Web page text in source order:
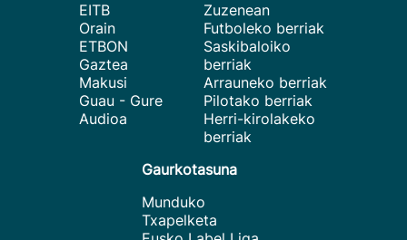
EITB
Orain
ETBON
Gaztea
Makusi
Guau - Gure
Audioa
Zuzenean
Futboleko berriak
Saskibaloiko
berriak
Arrauneko berriak
Pilotako berriak
Herri-kirolakeko
berriak
Gaurkotasuna
Munduko
Txapelketa